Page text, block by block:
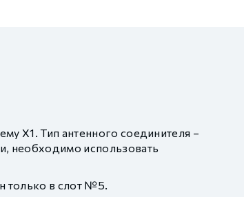
X1. Тип антенного соединителя –
необходимо использовать
только в слот №5.